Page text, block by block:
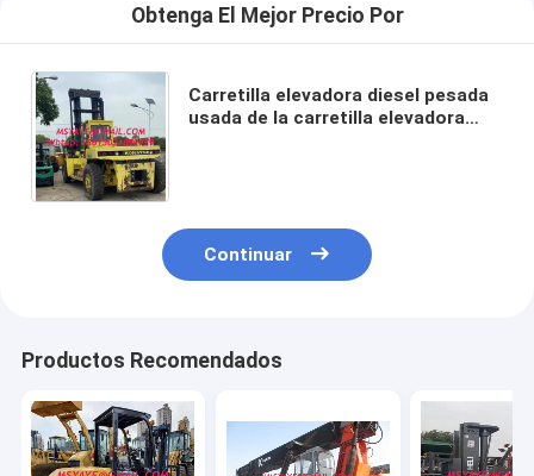
Obtenga El Mejor Precio Por
Carretilla elevadora diesel pesada
usada de la carretilla elevadora
Continuar
Productos Recomendados